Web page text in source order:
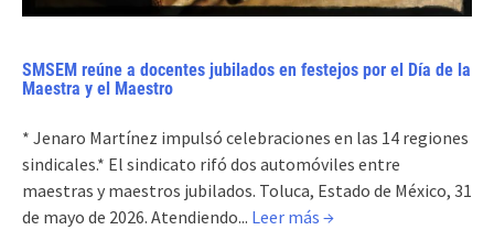
SMSEM reúne a docentes jubilados en festejos por el Día de la
Maestra y el Maestro
* Jenaro Martínez impulsó celebraciones en las 14 regiones
sindicales.* El sindicato rifó dos automóviles entre
maestras y maestros jubilados. Toluca, Estado de México, 31
de mayo de 2026. Atendiendo... Leer más →